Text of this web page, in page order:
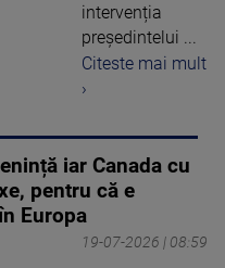
intervenția
președintelui ...
Citeste mai mult
›
iar Canada cu
pentru că e
Europa
19-07-2026 | 08:59